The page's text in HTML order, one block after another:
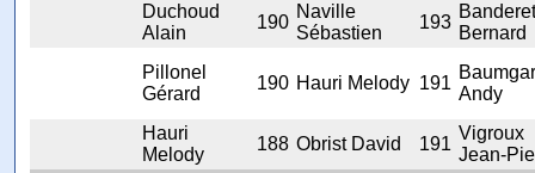
Duchoud
Alain
190
Naville
Sébastien
193
Banderet
Bernard
Pillonel
Gérard
190 Hauri Melody 191
Andy
Hauri
Melody
188 Obrist David 191
Vigroux
Jean-